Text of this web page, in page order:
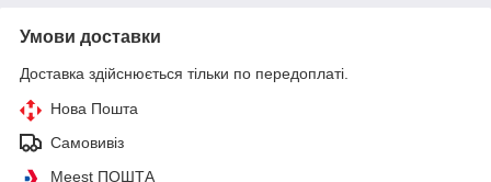
Умови доставки
Доставка здійснюється тільки по передоплаті.
Нова Пошта
Самовивіз
Meest ПОШТА